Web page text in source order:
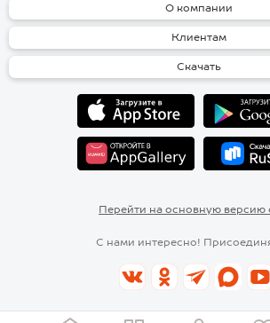
О компании
Клиентам
Скачать
Перейти на основную версию
С нами интересно!